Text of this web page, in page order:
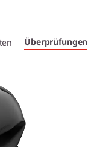
Überprüfungen